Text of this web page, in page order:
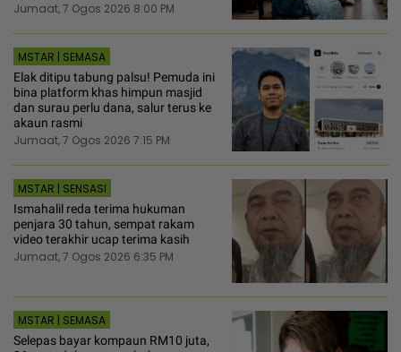
Jumaat, 7 Ogos 2026 8:00 PM
MSTAR | SEMASA
Elak ditipu tabung palsu! Pemuda ini
bina platform khas himpun masjid
dan surau perlu dana, salur terus ke
akaun rasmi
Jumaat, 7 Ogos 2026 7:15 PM
MSTAR | SENSASI
Ismahalil reda terima hukuman
penjara 30 tahun, sempat rakam
video terakhir ucap terima kasih
Jumaat, 7 Ogos 2026 6:35 PM
MSTAR | SEMASA
Selepas bayar kompaun RM10 juta,